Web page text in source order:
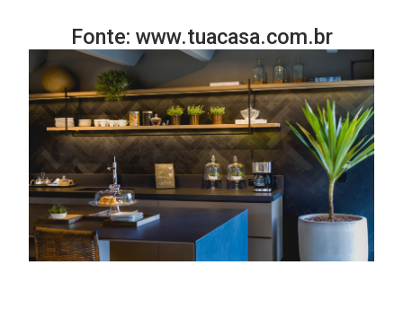
Fonte: www.tuacasa.com.br